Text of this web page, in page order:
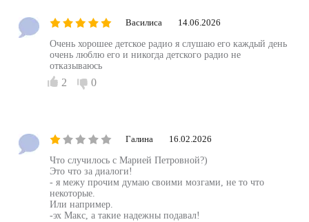
Василиса 14.06.2026
Очень хорошее детское радио я слушаю его каждый день
очень люблю его и никогда детского радио не
отказываюсь
2 0
Галина 16.02.2026
Что случилось с Марией Петровной?)
Это что за диалоги!
- я межу прочим думаю своими мозгами, не то что
некоторые.
Или например.
-эх Макс, а такие надежны подавал!